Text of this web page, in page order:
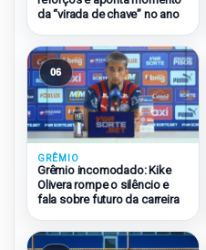
da “virada de chave” no ano
06
GRÊMIO
Grêmio incomodado: Kike
Olivera rompe o silêncio e
fala sobre futuro da carreira